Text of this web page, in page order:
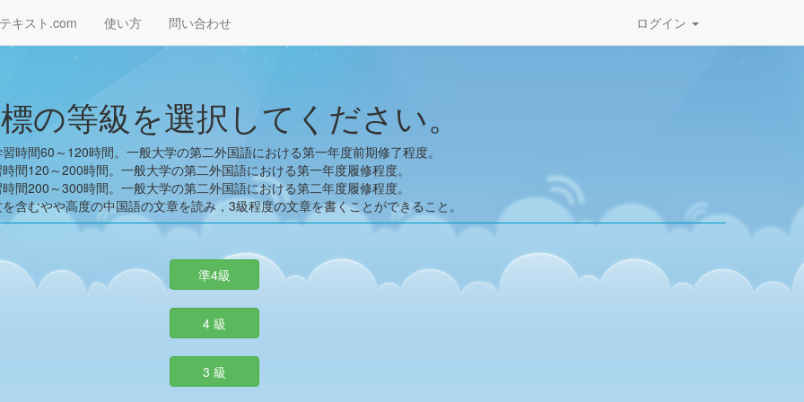
テキスト.com 使い方 問い合わせ ログイン
の等級を選択してください。
時間60～120時間。一般大学の第二外国語における第一年度前期修了程度。
間120～200時間。一般大学の第二外国語における第一年度履修程度。
間200～300時間。一般大学の第二外国語における第二年度履修程度。
含むやや高度の中国語の文章を読み，3級程度の文章を書くことができること。
準4級
4 級
3 級